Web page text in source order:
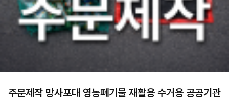
주문제작 망사포대 영농폐기물 재활용 수거용 공공기관